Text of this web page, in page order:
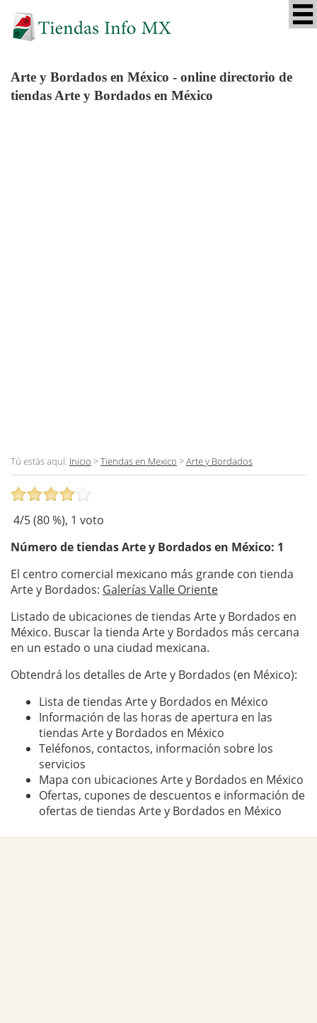
Arte y Bordados en México - online directorio de
tiendas Arte y Bordados en México
Tú estás aquí: Inicio >Tiendas en Mexico >Arte y Bordados
4/5 (80%), 1 voto
Número de tiendasArte y Bordadosen México: 1
El centro comercial mexicano más grande con tienda
Arte y Bordados: Galerías Valle Oriente
Listado de ubicaciones de tiendas Arte y Bordados en
México. Buscar la tienda Arte y Bordados más cercana
en un estado o una ciudad mexicana.
Obtendrá los detalles de Arte y Bordados (en México):
Lista de tiendas Arte y Bordados en México
Información de las horas de apertura en las
tiendas Arte y Bordados en México
Teléfonos, contactos, información sobre los
servicios
Mapa con ubicaciones Arte y Bordados en México
Ofertas, cupones de descuentos e información de
ofertas de tiendas Arte y Bordados en México